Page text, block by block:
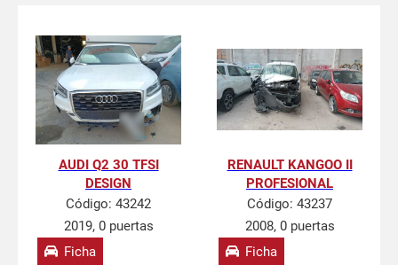
AUDI Q2 30 TFSI
DESIGN
Código: 43242
2019, 0 puertas
Ficha
RENAULT KANGOO II
PROFESIONAL
Código: 43237
2008, 0 puertas
Ficha